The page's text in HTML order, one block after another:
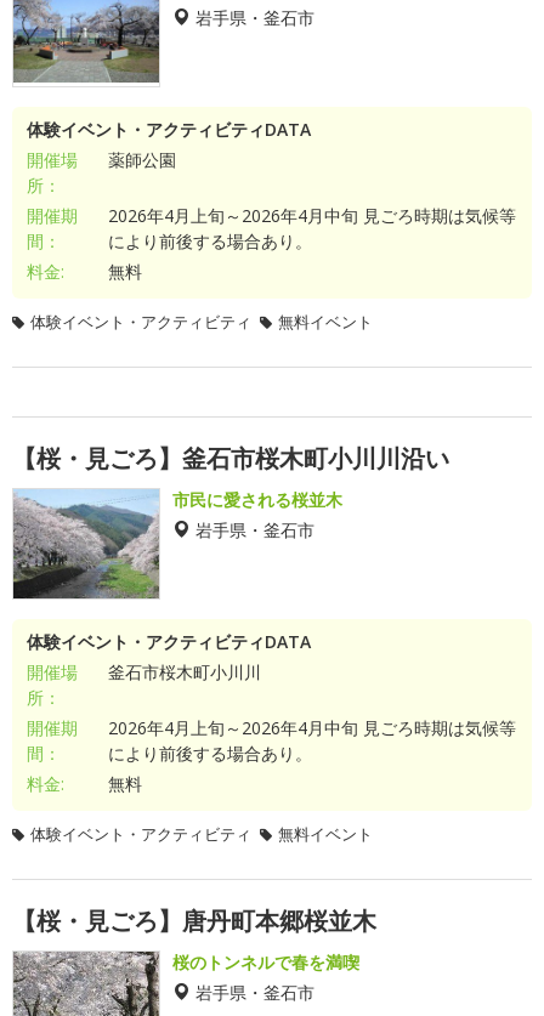
岩手県・釜石市
体験イベント・アクティビティDATA
開催場
所：
薬師公園
開催期
間：
2026年4月上旬～2026年4月中旬 見ごろ時期は気候等
により前後する場合あり。
料金:
無料
体験イベント・アクティビティ 無料イベント
【桜・見ごろ】釜石市桜木町小川川沿い
市民に愛される桜並木
岩手県・釜石市
体験イベント・アクティビティDATA
開催場
所：
釜石市桜木町小川川
開催期
間：
2026年4月上旬～2026年4月中旬 見ごろ時期は気候等
により前後する場合あり。
料金:
無料
体験イベント・アクティビティ 無料イベント
【桜・見ごろ】唐丹町本郷桜並木
桜のトンネルで春を満喫
岩手県・釜石市